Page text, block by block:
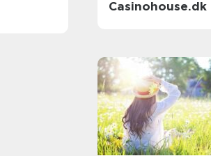
Casinohouse.dk